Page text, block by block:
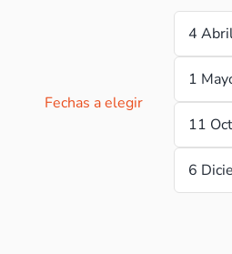
Fechas a elegir
4
1
11
6